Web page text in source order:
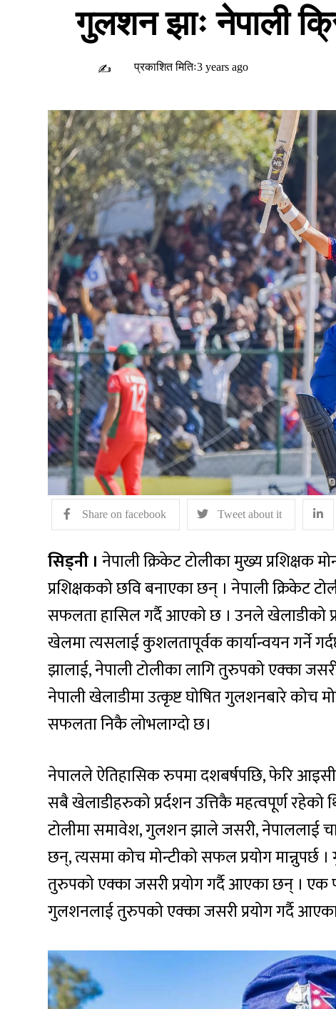
गुलशन झाः नेपाली
✍ प्रकाशित मितिः3 years ago
Share on facebook Tweet about it
सिड्नी । नेपाली क्रिकेट टोलीका मुख्य प्रशिक्षक
प्रशिक्षकको छवि बनाएका छन् । नेपाली क्रिकेट
सफलता हासिल गर्दै आएको छ । उनले खेलाडीको
खेलमा त्यसलाई कुशलतापूर्वक कार्यान्वयन गर्ने
झालाई, नेपाली टोलीका लागि तुरुपको एक्का
नेपाली खेलाडीमा उत्कृष्ट घोषित गुलशनबारे कोच
सफलता निकै लोभलाग्दो छ।
नेपालले ऐतिहासिक रुपमा दशबर्षपछि, फेरि
सबै खेलाडीहरुको प्रर्दशन उत्तिकै महत्वपूर्ण
टोलीमा समावेश, गुलशन झाले जसरी, नेपाललाई
छन्, त्यसमा कोच मोन्टीको सफल प्रयोग मान्नुपर्छ
तुरुपको एक्का जसरी प्रयोग गर्दै आएका छन् । एक
गुलशनलाई तुरुपको एक्का जसरी प्रयोग गर्दै